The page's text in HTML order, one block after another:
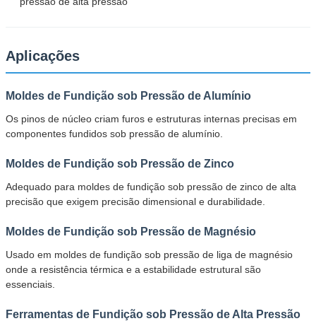
Aplicações
Moldes de Fundição sob Pressão de Alumínio
Os pinos de núcleo criam furos e estruturas internas precisas em
componentes fundidos sob pressão de alumínio.
Moldes de Fundição sob Pressão de Zinco
Adequado para moldes de fundição sob pressão de zinco de alta
precisão que exigem precisão dimensional e durabilidade.
Moldes de Fundição sob Pressão de Magnésio
Usado em moldes de fundição sob pressão de liga de magnésio
onde a resistência térmica e a estabilidade estrutural são
essenciais.
Ferramentas de Fundição sob Pressão de Alta Pressão